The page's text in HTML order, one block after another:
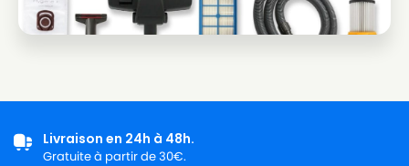
MIELE
MIELE ALLERGY HEPA 700
MIELE
MIELE ALLERGY STOP
MIELE
MIELE ALLERGYCO S157
Livraison en 24h à 48h.
Gratuite à partir de 30€.